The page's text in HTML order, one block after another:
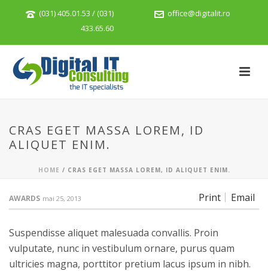
(031) 405.01.53 / (031)
433.65.60
office@digitalit.ro
CRAS EGET MASSA LOREM, ID
ALIQUET ENIM.
HOME / CRAS EGET MASSA LOREM, ID ALIQUET ENIM.
Print Email
AWARDS mai 25, 2013
Suspendisse aliquet malesuada convallis. Proin
vulputate, nunc in vestibulum ornare, purus quam
ultricies magna, porttitor pretium lacus ipsum in nibh.